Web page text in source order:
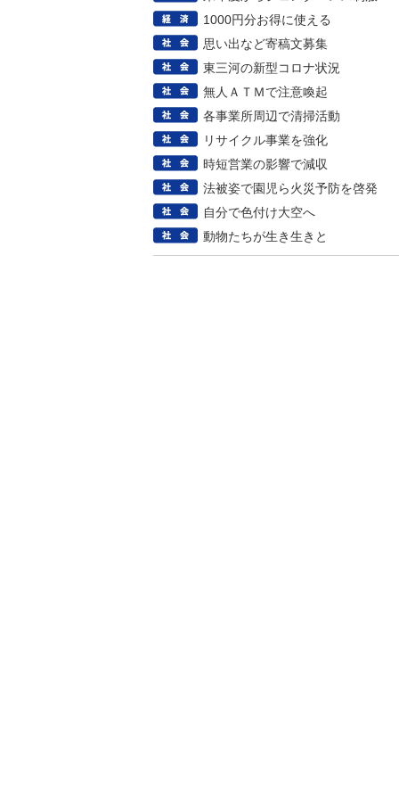
1000円分お得に使える
思い出など寄稿文募集
東三河の新型コロナ状況
無人ＡＴＭで注意喚起
各事業所周辺で清掃活動
リサイクル事業を強化
時短営業の影響で減収
法被姿で園児ら火災予防を啓発
自分で色付け大空へ
動物たちが生き生きと